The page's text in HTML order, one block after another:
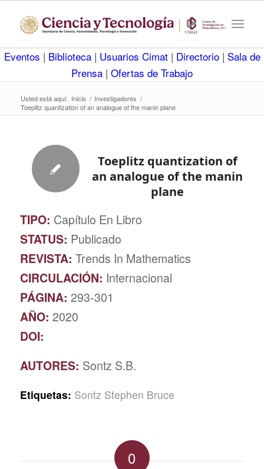
Eventos | Biblioteca | Usuarios Cimat | Directorio | Sala de
Prensa | Ofertas de Trabajo
Usted está aquí: Inicio / Investigadores /
Toeplitz quantization of an analogue of the manin plane
Toeplitz quantization of
an analogue of the manin
plane
TIPO: Capítulo En Libro
STATUS: Publicado
REVISTA: Trends In Mathematics
CIRCULACIÓN: Internacional
PÁGINA: 293-301
AÑO: 2020
DOI:
AUTORES: Sontz S.B.
Etiquetas: Sontz Stephen Bruce
0